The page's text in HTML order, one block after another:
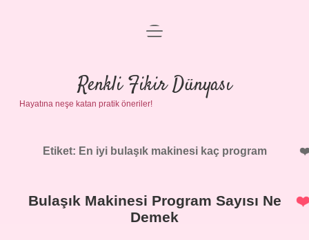
Anasayfa
Gizlilik Politikası
Yasal Uyarı
menüyü
Renkli Fikir Dünyası
Hayatına neşe katan pratik öneriler!
Etiket: En iyi bulaşık makinesi kaç program
Bulaşık Makinesi Program Sayısı Ne
Demek